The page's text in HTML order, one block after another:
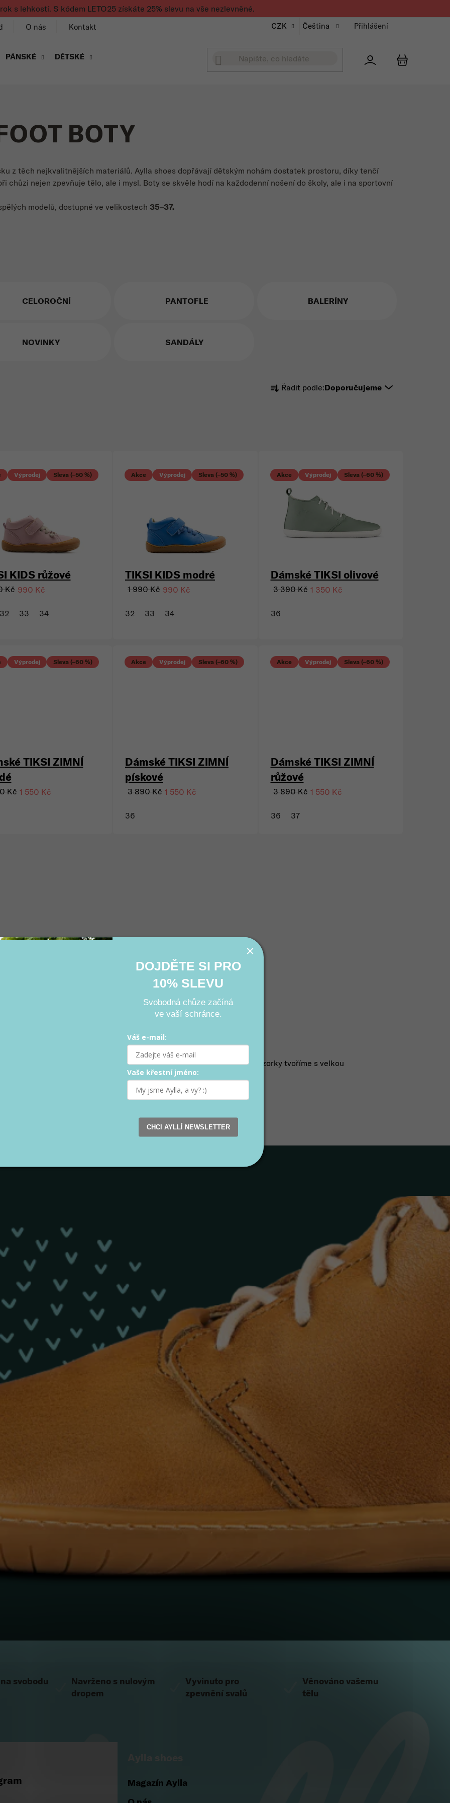
s lehkostí. S kódem LETO25 získáte 25% slevu na vše nezlevněné.
O nás Kontakt CZK Čeština Přihlášení
PÁNSKÉ DĚTSKÉ
BOTY
z těch nejkvalitnějších materiálů. Aylla shoes dopřávají dětským nohám dostatek prostoru, díky tenčí
chůzi nejen zpevňuje tělo, ale i mysl. Boty se skvěle hodí na každodenní nošení do školy, ale i na sportovní
modelů, dostupné ve velikostech 35–37.
CELOROČNÍ PANTOFLE BALERÍNY
NOVINKY SANDÁLY
Řazení produktů
Řadit podle:Doporučujeme
Výprodej Sleva (–50 %)
KIDS růžové
Kč 990 Kč
32 33 34
Akce Výprodej Sleva (–50 %)
TIKSI KIDS modré
1 990 Kč 990 Kč
32 33 34
Akce Výprodej Sleva (–60 %)
Dámské TIKSI olivové
3 390 Kč 1 350 Kč
36
Výprodej Sleva (–60 %)
TIKSI ZIMNÍ
Kč 1 550 Kč
Akce Výprodej Sleva (–60 %)
Dámské TIKSI ZIMNÍ
pískové
3 890 Kč 1 550 Kč
36
Akce Výprodej Sleva (–60 %)
Dámské TIKSI ZIMNÍ
růžové
3 890 Kč 1 550 Kč
36 37
Ovládací prvky výpisu
pohybu a zdravé zvědavosti. První myšlenky, návrhy a testovací vzorky tvoříme s velkou
Pardubic putují do výroby v Česku a na Slovensku.
svět kolem sebe. In their own way.
svobodu
Navrženo s nulovým
dropem
Vyvinuto pro
zpevnění svalů
Věnováno vašemu
tělu
Magazín Aylla
DOJDĚTE SI PRO
10% SLEVU
Svobodná chůze začíná
ve vaší schránce.
Váš e-mail:
Vaše křestní jméno:
CHCI AYLLÍ NEWSLETTER